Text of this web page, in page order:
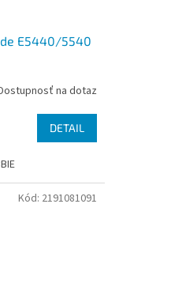
E5440/5540
na dotaz
DETAIL
Kód: 2191081091